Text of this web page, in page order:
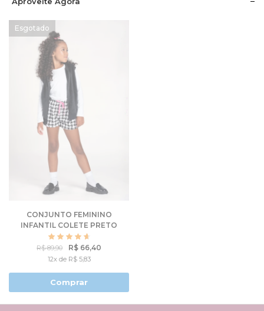
CONJUNTO FEMININO
INFANTIL COLETE PRETO
R$ 89,90 R$ 66,40
12x de R$ 5,83
Comprar